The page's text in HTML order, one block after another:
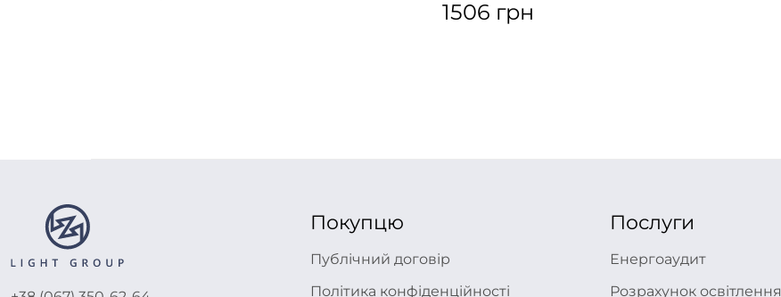
1506 грн
Покупцю
Публічний договір
Політика конфіденційності
Послуги
Енергоаудит
Розрахунок освітлення